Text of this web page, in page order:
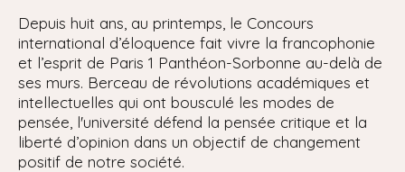
Depuis huit ans, au printemps, le Concours
international d’éloquence fait vivre la francophonie
et l’esprit de Paris 1 Panthéon-Sorbonne au-delà de
ses murs. Berceau de révolutions académiques et
intellectuelles qui ont bousculé les modes de
pensée, l'université défend la pensée critique et la
liberté d’opinion dans un objectif de changement
positif de notre société.